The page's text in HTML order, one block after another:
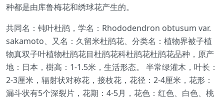
种都是由库鲁梅花和绣球花产生的。
共同名：钝叶杜鹃，学名：Rhododendron obtusum var.
sakamoto、又名：久留米杜鹃花、分类名：植物界被子植
物真双子叶植物杜鹃花目杜鹃花科杜鹃花杜鹃花品种，原产
地：日本，樹高：1-1.5米，生活形态。 半常绿灌木，叶长：
2-3厘米，辐射状对称花，接枝花，花径：2-4厘米，花形：
漏斗状有5个深裂片，花期：4-5月，花色：红色、白色、桃